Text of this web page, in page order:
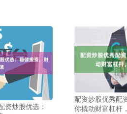
资炒股优选：
配资炒股优秀配
你撬动财富杠杆